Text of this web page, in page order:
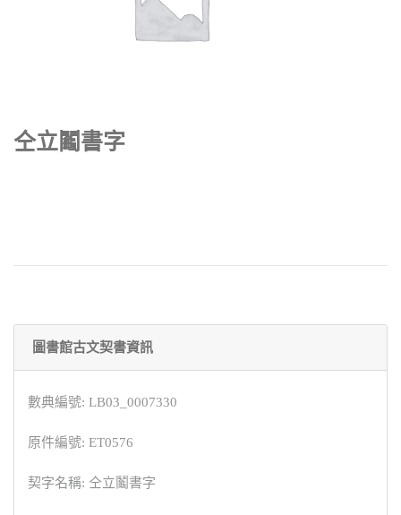
仝立鬮書字
圖書館古文契書資訊
數典編號: LB03_0007330
原件編號: ET0576
契字名稱: 仝立鬮書字